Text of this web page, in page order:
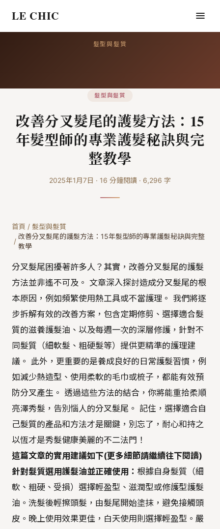
LE CHIC
髮型與髮質
髮型與髮質
改善分叉髮尾的護髮方法：15
年髮型師的專業護髮秘訣與完
整教學
2025年1月7日 · 16 分鐘閱讀 · 6,296 字
首頁 / 髮型與髮質
/
改善分叉髮尾的護髮方法：15年髮型師的專業護髮秘訣與完整
教學
分叉髮尾困擾著許多人？其實，改善分叉髮尾的護髮
方法並非遙不可及。 文章深入探討造成分叉髮尾的根
本原因，例如頻繁使用熱工具或不當護理。 我們將逐
步拆解有效的改善方案，包含定期修剪、選擇適合髮
質的滋養護髮油、以及每週一次的深層修護，針對不
同髮質（細軟髮、粗硬髮等）提供更精準的護理建
議。 此外，更重要的是養成良好的日常護髮習慣，例
如減少熱造型、使用柔軟的毛巾或梳子，都能有效預
防分叉產生。 透過這些方法的結合，你將能重拾柔順
亮澤秀髮，告別惱人的分叉髮尾。 記住，選擇適合自
己髮質的產品和方法才是關鍵，別忘了，耐心和持之
以恆才是秀髮健康美麗的不二法門！
這篇文章的實用建議如下(更多細節請繼續往下閱讀)
針對髮質選用護髮油並正確使用： 根據自身髮質（細
軟、粗硬、受損）選擇輕盈型、滋潤型或修護型護髮
油。洗髮後輕擦頭髮，由髮尾開始塗抹，避免接觸頭
皮。晚上使用效果更佳，白天使用則選擇輕盈型。嚴